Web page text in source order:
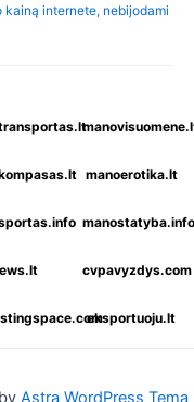
internete, nebijodami
manoerotika.lt
manostatyba.info
cvpavyzdys.com
eksportuoju.lt